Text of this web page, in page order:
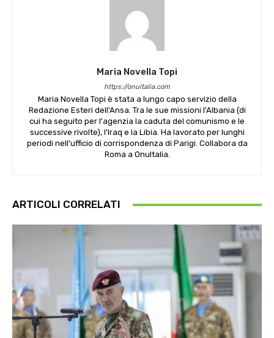
Maria Novella Topi
https://onuitalia.com
Maria Novella Topi è stata a lungo capo servizio della
Redazione Esteri dell'Ansa. Tra le sue missioni l'Albania (di
cui ha seguito per l'agenzia la caduta del comunismo e le
successive rivolte), l'Iraq e la Libia. Ha lavorato per lunghi
periodi nell'ufficio di corrispondenza di Parigi. Collabora da
Roma a OnuItalia.
ARTICOLI CORRELATI